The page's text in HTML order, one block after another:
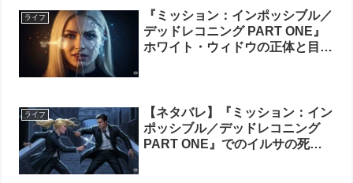
ライフ
『ミッション：インポッシブル／
デッドレコニング PART ONE』
ホワイト・ウィドウの正体と目的
ライフ
【ネタバレ】『ミッション：イン
ポッシブル／デッドレコニング
PART ONE』でのイルサの死の